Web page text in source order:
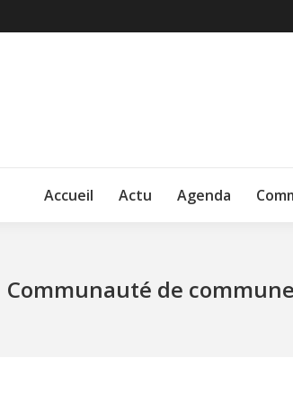
Accueil Actu Agenda
Communauté de